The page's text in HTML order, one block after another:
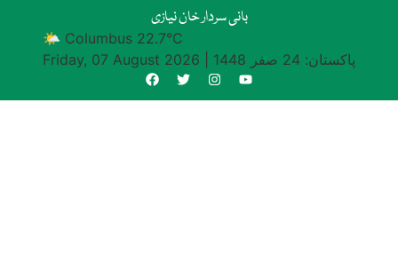
بانی سردار خان نیازی
🌤 Columbus 22.7°C
Friday, 07 August 2026
پاکستان: 24 صفر 1448